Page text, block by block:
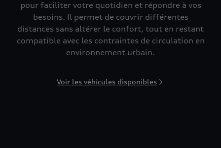
pour faciliter votre quotidien et répondre à vos
besoins. Il permet de couvrir différentes
distances sans altérer le confort, tout en restant
compatible avec les contraintes de circulation en
environnement urbain.
Voir les véhicules disponibles